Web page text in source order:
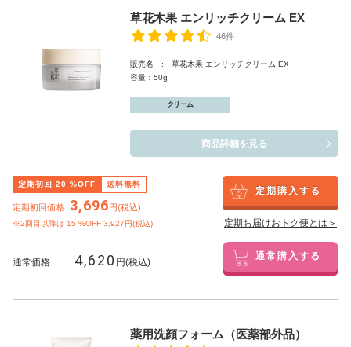
草花木果 エンリッチクリーム EX
46件
販売名 : 草花木果 エンリッチクリーム EX
容量：50g
クリーム
商品詳細を見る
定期初回 20 %OFF 送料無料
定期初回価格: 3,696円(税込)
※2回目以降は 15 %OFF 3,927円(税込)
定期購入する
定期お届けおトク便とは＞
通常価格 4,620 円(税込) 通常購入する
薬用洗顔フォーム（医薬部外品）